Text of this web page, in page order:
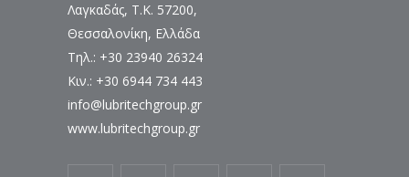
Λαγκαδάς, Τ.Κ. 57200,
Θεσσαλονίκη, Ελλάδα
Τηλ.: +30 23940 26324
Κιν.: +30 6944 734 443
info@lubritechgroup.gr
www.lubritechgroup.gr